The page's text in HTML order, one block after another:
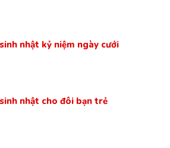
nhật kỷ niệm ngày cưới
nhật cho đôi bạn trẻ